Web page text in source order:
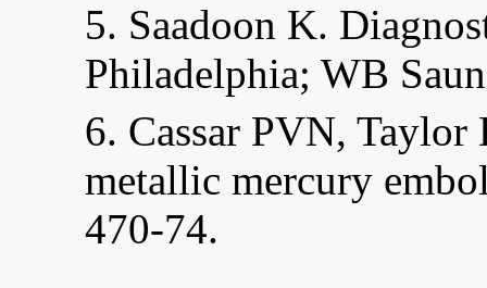
5. Saadoon K.
Philadelphia; WB
6. Cassar PVN,
metallic mercury
470-74.